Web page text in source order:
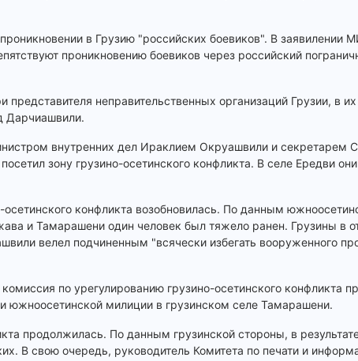
в Грузию "российских боевиков". В заявилении
проникновению боевиков через российский
представителя неправительственных организаций Грузии, в
Дарчиашвили.
внутренних дел Ираклием Окруашвили и секретарем
зону грузино-осетинского конфликта. В селе Ередви
осетинского конфликта возобновилась. По данным
и Тамарашени один человек был тяжело ранен. Грузины в
велел подчиненным "всячески избегать вооруженного
по урегулированию грузино-осетинского конфликта
южноосетинской милиции в грузинском селе Тамарашени.
продолжилась. По данным грузинской стороны, в
В свою очередь, руководитель Комитета по печати и